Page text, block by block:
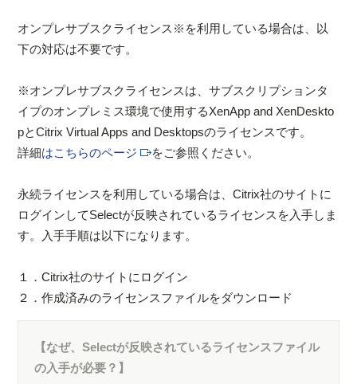
オンプレサブスクライセンス※を利用している場合は、以
下の対応は不要です。
※オンプレサブスクライセンスは、サブスクリプションタ
イプのオンプレミス環境で使用するXenApp and XenDeskto
pとCitrix Virtual Apps and Desktopsのライセンスです。
詳細はこちらのページ をご参照ください。
永続ライセンスを利用している場合は、Citrix社のサイトに
ログインしてSelectが反映されているライセンスを入手しま
す。入手手順は以下になります。
１．Citrix社のサイトにログイン
２．作成済みのライセンスファイルをダウンロード
【なぜ、Selectが反映されているライセンスファイル
の入手が必要？】